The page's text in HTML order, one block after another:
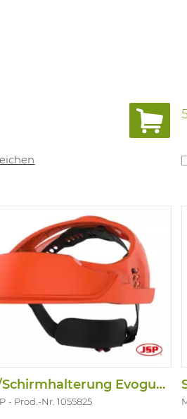
Haupt/Schirmhalterung Evoguard M
Prod.-Nr. 1055825